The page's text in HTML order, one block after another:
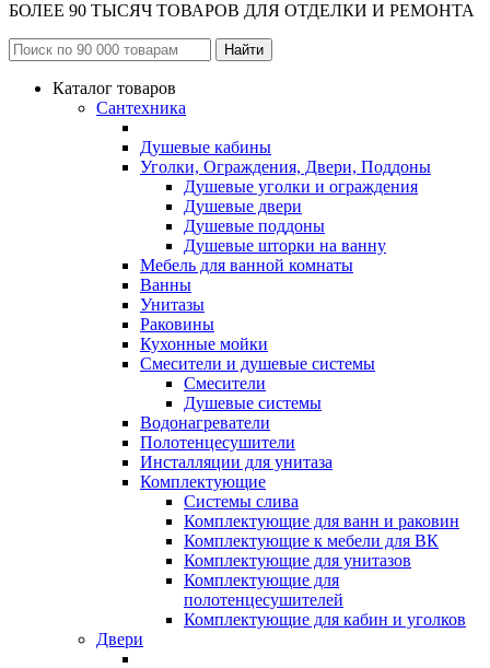
БОЛЕЕ 90 ТЫСЯЧ ТОВАРОВ ДЛЯ ОТДЕЛКИ И РЕМОНТА
Каталог товаров
Сантехника
Душевые кабины
Уголки, Ограждения, Двери, Поддоны
Душевые уголки и ограждения
Душевые двери
Душевые поддоны
Душевые шторки на ванну
Мебель для ванной комнаты
Ванны
Унитазы
Раковины
Кухонные мойки
Смесители и душевые системы
Смесители
Душевые системы
Водонагреватели
Полотенцесушители
Инсталляции для унитаза
Комплектующие
Системы слива
Комплектующие для ванн и раковин
Комплектующие к мебели для ВК
Комплектующие для унитазов
Комплектующие для
полотенцесушителей
Комплектующие для кабин и уголков
Двери